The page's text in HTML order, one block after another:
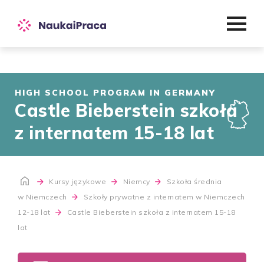
HIGH SCHOOL PROGRAM IN GERMANY
Castle Bieberstein szkoła
z internatem 15-18 lat
Kursy językowe Niemcy
Szkoła średnia
w Niemczech
Szkoły prywatne z internatem w Niemczech
12-18 lat
Castle Bieberstein szkoła z internatem 15-18
lat